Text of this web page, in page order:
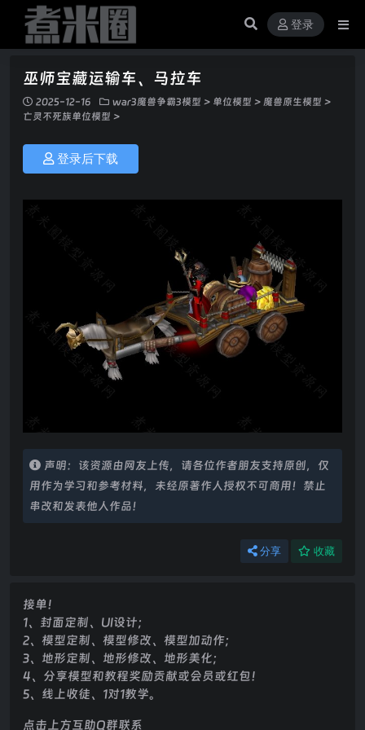
登录
巫师宝藏运输车、马拉车
2025-12-16 war3魔兽争霸3模型 > 单位模型 > 魔兽原生模型 >
亡灵不死族单位模型 >
登录后下载
声明：该资源由网友上传，请各位作者朋友支持原创，仅
用作为学习和参考材料，未经原著作人授权不可商用！禁止
串改和发表他人作品！
分享 收藏
接单！
1、封面定制、UI设计；
2、模型定制、模型修改、模型加动作；
3、地形定制、地形修改、地形美化；
4、分享模型和教程奖励贡献或会员或红包！
5、线上收徒、1对1教学。
点击上方互助Q群联系